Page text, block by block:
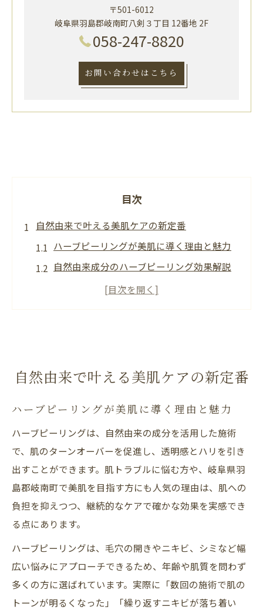
〒501-6012
岐阜県羽島郡岐南町八剣３丁目 12番地 2F
058-247-8820
お問い合わせはこちら
目次
自然由来で叶える美肌ケアの新定番
ハーブピーリングが美肌に導く理由と魅力
自然由来成分のハーブピーリング効果解説
エステ初心者にも人気のハーブピーリング
グ施術法
ハーブピーリングの効果がもたらす透明感
肌質改善に役立つハーブピーリングの特徴
とは
ハーブピーリング体験者が語る透明感アッ
プの秘訣
口コミで分かるハーブピーリングの透明感
実例
自然由来で叶える美肌ケアの新定番
ハーブピーリングが美肌に導く理由と魅力
ハーブピーリングは、自然由来の成分を活用した施術
で、肌のターンオーバーを促進し、透明感とハリを引き
出すことができます。肌トラブルに悩む方や、岐阜県羽
島郡岐南町で美肌を目指す方にも人気の理由は、肌への
負担を抑えつつ、継続的なケアで確かな効果を実感でき
る点にあります。
ハーブピーリングは、毛穴の開きやニキビ、シミなど幅
広い悩みにアプローチできるため、年齢や肌質を問わず
多くの方に選ばれています。実際に「数回の施術で肌の
トーンが明るくなった」「繰り返すニキビが落ち着い